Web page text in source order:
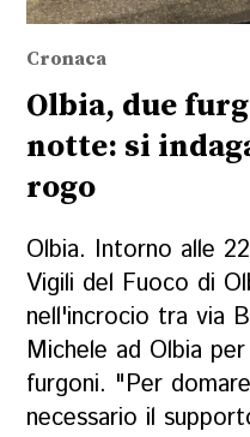
Cronaca
Olbia, due
notte: si
rogo
Olbia. Intorno alle
Vigili del Fuoco di
nell'incrocio tra via
Michele ad Olbia
furgoni. "Per
necessario il